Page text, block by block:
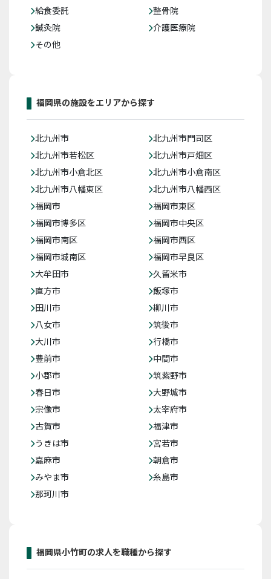
給食委託
整骨院
鍼灸院
介護医療院
その他
福岡県の施設をエリアから探す
北九州市
北九州市門司区
北九州市若松区
北九州市戸畑区
北九州市小倉北区
北九州市小倉南区
北九州市八幡東区
北九州市八幡西区
福岡市
福岡市東区
福岡市博多区
福岡市中央区
福岡市南区
福岡市西区
福岡市城南区
福岡市早良区
大牟田市
久留米市
直方市
飯塚市
田川市
柳川市
八女市
筑後市
大川市
行橋市
豊前市
中間市
小郡市
筑紫野市
春日市
大野城市
宗像市
太宰府市
古賀市
福津市
うきは市
宮若市
嘉麻市
朝倉市
みやま市
糸島市
那珂川市
福岡県小竹町の求人を職種から探す